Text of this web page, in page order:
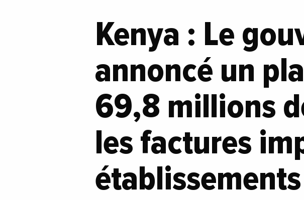
Kenya : Le
annoncé un
69,8 millions
les factures